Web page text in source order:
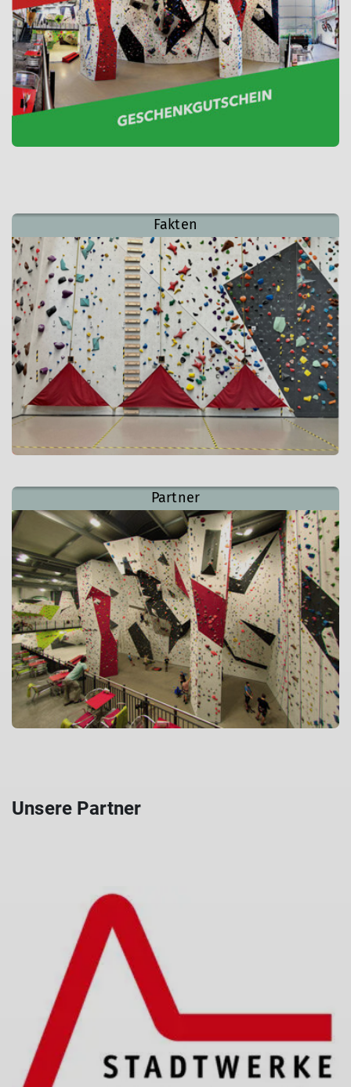
Fakten
Partner
Unsere Partner